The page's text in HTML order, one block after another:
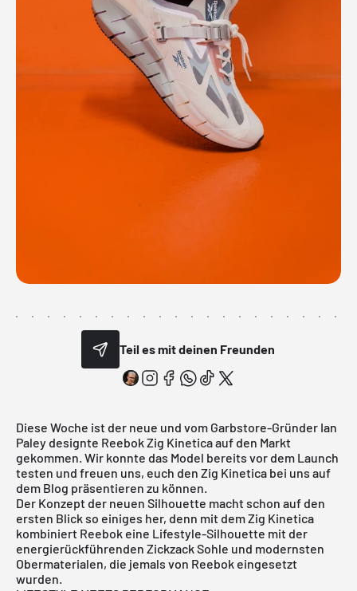
Teil es mit deinen Freunden
Diese Woche ist der neue und vom Garbstore-Gründer Ian
Paley designte ReebokZig Kineticaauf den Markt
gekommen. Wir konnte das Model bereits vor dem Launch
testen und freuen uns, euch den Zig Kinetica bei uns auf
dem Blog präsentieren zu können.
Der Konzept der neuen Silhouette macht schon auf den
ersten Blick so einiges her, denn mit demZig Kinetica
kombiniert Reebok eine Lifestyle-Silhouette mit der
energierückführenden Zickzack Sohle und modernsten
Obermaterialen, die jemals von Reebok eingesetzt
wurden.